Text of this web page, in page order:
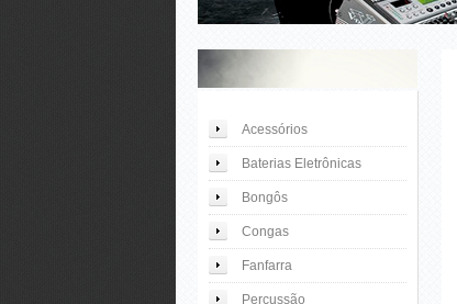
Acessórios
Baterias Eletrônicas
Bongôs
Congas
Fanfarra
Percussão